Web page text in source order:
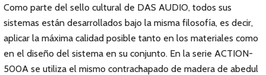
Como parte del sello cultural de DAS AUDIO, todos sus
sistemas están desarrollados bajo la misma filosofía, es decir,
aplicar la máxima calidad posible tanto en los materiales como
en el diseño del sistema en su conjunto. En la serie ACTION-
500A se utiliza el mismo contrachapado de madera de abedul